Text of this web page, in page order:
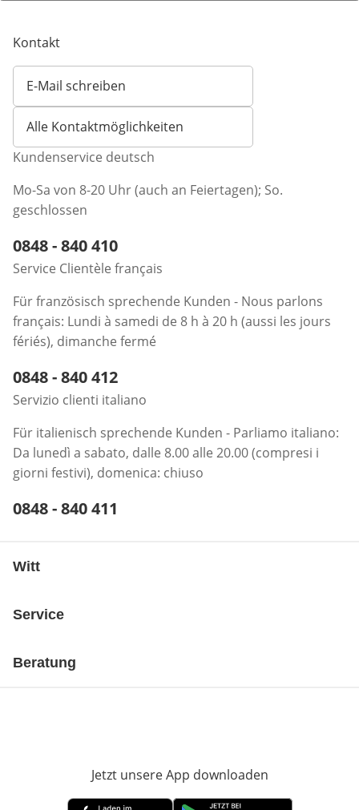
Kontakt
E-Mail schreiben
Öffnet E-Mail-Client
Alle Kontaktmöglichkeiten
Kundenservice deutsch
Mo-Sa von 8-20 Uhr (auch an Feiertagen); So.
geschlossen
Telefonnummer:
0848 - 840 410
Service Clientèle français
Für französisch sprechende Kunden - Nous parlons
français: Lundi à samedi de 8 h à 20 h (aussi les jours
fériés), dimanche fermé
Telefonnummer:
0848 - 840 412
Servizio clienti italiano
Für italienisch sprechende Kunden - Parliamo italiano:
Da lunedì a sabato, dalle 8.00 alle 20.00 (compresi i
giorni festivi), domenica: chiuso
Telefonnummer:
0848 - 840 411
Witt
Service
Beratung
Jetzt unsere App downloaden